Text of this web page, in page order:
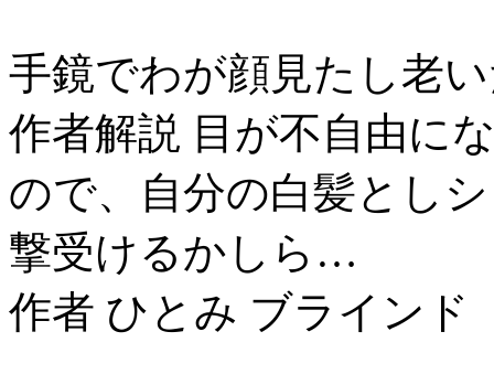
手鏡でわが顔見たし老
作者解説 目が不自由に
ので、自分の白髪とし
撃受けるかしら…
作者 ひとみ ブラインド